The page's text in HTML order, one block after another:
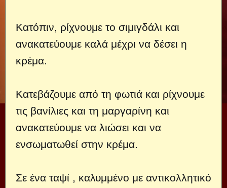
Κατόπιν, ρίχνουμε το σιμιγδάλι και
ανακατεύουμε καλά μέχρι να δέσει η
κρέμα.
Κατεβάζουμε από τη φωτιά και ρίχνουμε
τις βανίλιες και τη μαργαρίνη και
ανακατεύουμε να λιώσει και να
ενσωματωθεί στην κρέμα.
Σε ένα ταψί , καλυμμένο με αντικολλητικό